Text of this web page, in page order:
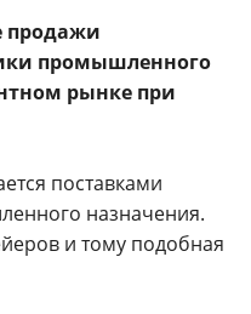
продажи
промышленного
рынке при
поставками
назначения.
и тому подобная